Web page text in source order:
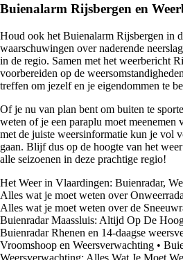
Buienalarm Rijsbergen en
Houd ook het Buienalarm Rijsbergen in
waarschuwingen over naderende
in de regio. Samen met het weerbericht
voorbereiden op de
treffen om jezelf en je eigendommen te
Of je nu van plan bent om buiten te
weten of je een paraplu moet meenemen
met de juiste weersinformatie kun je vol
gaan. Blijf dus op de hoogte van het
alle seizoenen in deze prachtige regio!
Het Weer in Vlaardingen: Buienradar,
Alles wat je moet weten over
Alles wat je moet weten over de
Buienradar Maassluis: Altijd Op De
Buienradar Rhenen en 14-daagse
Vroomshoop en Weersverwachting •
Weersverwachting: Alles Wat Je Moet